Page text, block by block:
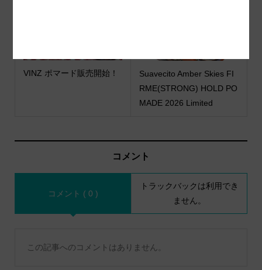
VINZ ポマード販売開始！
Suavecito Amber Skies FI
RME(STRONG) HOLD PO
MADE 2026 Limited
コメント
コメント ( 0 )
トラックバックは利用でき
ません。
この記事へのコメントはありません。